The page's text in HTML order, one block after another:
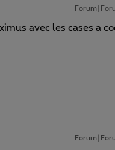
avec les cases a